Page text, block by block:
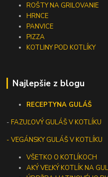
ROŠTY NA GRILOVANIE
HRNCE
PANVICE
PIZZA
KOTLINY POD KOTLÍKY
Najlepšie z blogu
RECEPTYNA GULÁŠ
-FAZUĽOVÝ GULÁŠ V KOTLÍKU
- VEGÁNSKY GULÁŠ V KOTLÍKU
VŠETKO O KOTLÍKOCH
AKÝ VEĽKÝ KOTLÍK NA